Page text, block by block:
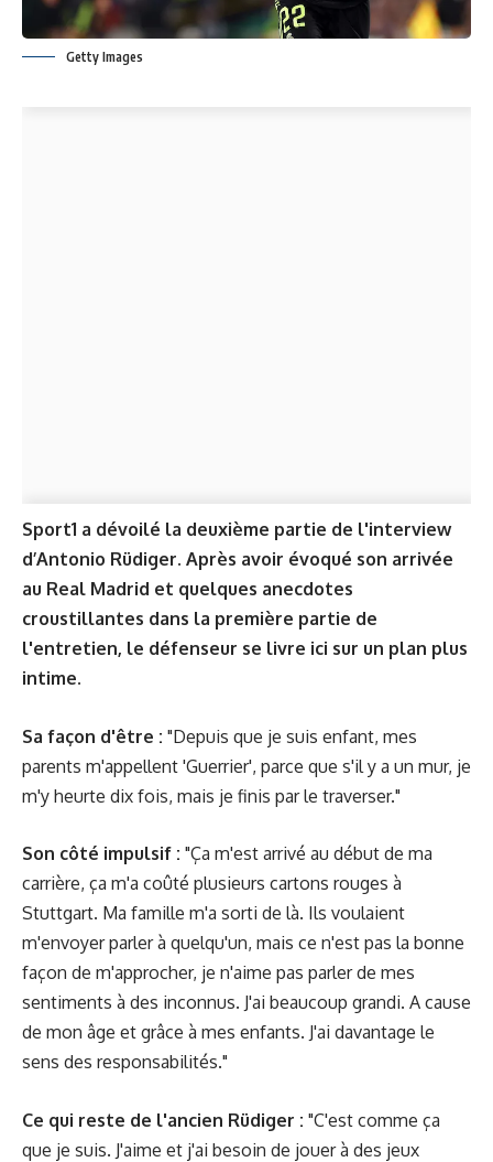
Getty Images
Sport1 a dévoilé la deuxième partie de l'interview
d’Antonio Rüdiger. Après avoir évoqué son arrivée
au Real Madrid et quelques anecdotes
croustillantes dans la première partie de
l'entretien, le défenseur se livre ici sur un plan plus
intime.
Sa façon d'être : "Depuis que je suis enfant, mes
parents m'appellent 'Guerrier', parce que s'il y a un mur, je
m'y heurte dix fois, mais je finis par le traverser."
Son côté impulsif : "Ça m'est arrivé au début de ma
carrière, ça m'a coûté plusieurs cartons rouges à
Stuttgart. Ma famille m'a sorti de là. Ils voulaient
m'envoyer parler à quelqu'un, mais ce n'est pas la bonne
façon de m'approcher, je n'aime pas parler de mes
sentiments à des inconnus. J'ai beaucoup grandi. A cause
de mon âge et grâce à mes enfants. J'ai davantage le
sens des responsabilités."
Ce qui reste de l'ancien Rüdiger : "C'est comme ça
que je suis. J'aime et j'ai besoin de jouer à des jeux